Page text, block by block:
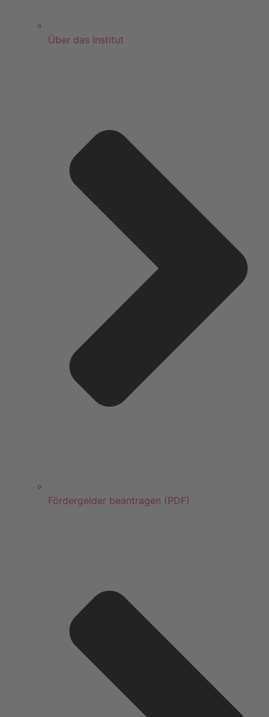
Über das Institut
Fördergelder beantragen (PDF)